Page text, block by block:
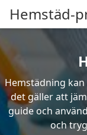
Hemstäd-
Hemstädning
det gäller att
guide och
och